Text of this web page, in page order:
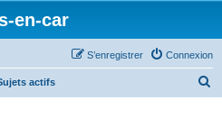
en-car
Connexion
S’enregistrer
actifs